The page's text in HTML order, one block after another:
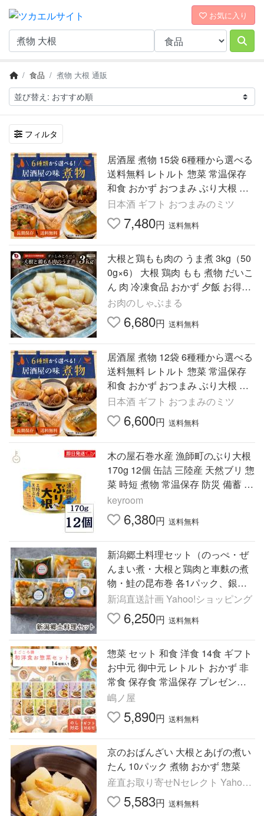
お気に入り
食品 煮物 大根 通販
フィルタ
居酒屋 煮物 15袋 6種種から選べる
送料無料 レトルト 惣菜 常温保存
和食 おかず おつまみ ぶり大根 豚
バラ大根 肉じゃが 鯖味噌 里芋い
か煮 手羽先ピリ辛
日本酒 ギフト おつまみのミツ
7,480円 送料無料
大根と鶏もも肉の うま煮 3kg（50
0g×6） 大根 鶏肉 もも 煮物 だいこ
ん 肉 冷凍食品 おかず 夕飯 お得用
お手軽 ＊当日発送 爆買
お肉のしゃぶまる
6,680円 送料無料
居酒屋 煮物 12袋 6種種から選べる
送料無料 レトルト 惣菜 常温保存
和食 おかず おつまみ ぶり大根 豚
バラ大根 肉じゃが 鯖味噌 里芋い
か煮 手羽先ピリ辛
日本酒 ギフト おつまみのミツ
6,600円 送料無料
木の屋石巻水産 漁師町のぶり大根
170g 12個 缶詰 三陸産 天然ブリ 惣
菜 時短 煮物 常温保存 防災 備蓄 魚
料理 ご飯のお供 常温保存 非常食
備蓄
keyroom
6,380円 送料無料
新潟郷土料理セット（のっぺ・ぜ
んまい煮・大根と鶏肉と車麩の煮
物・鮭の昆布巻 各1パック、銀鮭
の焼漬 2パック）/新潟グランドホ
テル/後払い決済不可/送料無料
新潟直送計画 Yahoo!ショッピング
6,250円 送料無料
惣菜 セット 和食 洋食 14食 ギフト
お中元 御中元 レトルト おかず 非
常食 保存食 常温保存 プレゼント
ハンバーグ ぶり大根 煮物 レンジ
まごころ膳
嶋ノ屋
5,890円 送料無料
京のおばんざい 大根とあげの煮い
たん 10パック 煮物 おかず 惣菜
産直お取り寄せNセレクト Yahoo!
店 5,583円 送料無料